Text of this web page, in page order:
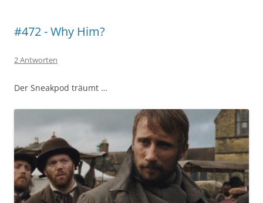
#472 - Why Him?
2 Antworten
Der Sneakpod träumt …